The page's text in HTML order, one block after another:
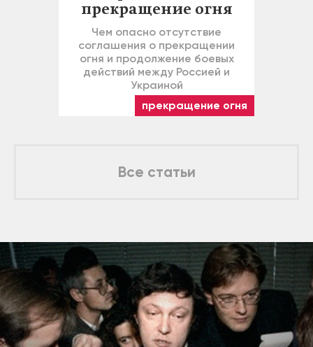
прекращение огня
Чем опасно отсутствие
соглашения о прекращении
огня и продолжение боевых
действий между Россией и
Украиной
прекращение огня
Все статьи